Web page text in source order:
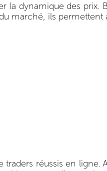
la dynamique des prix.
marché, ils permettent
réussis en ligne.